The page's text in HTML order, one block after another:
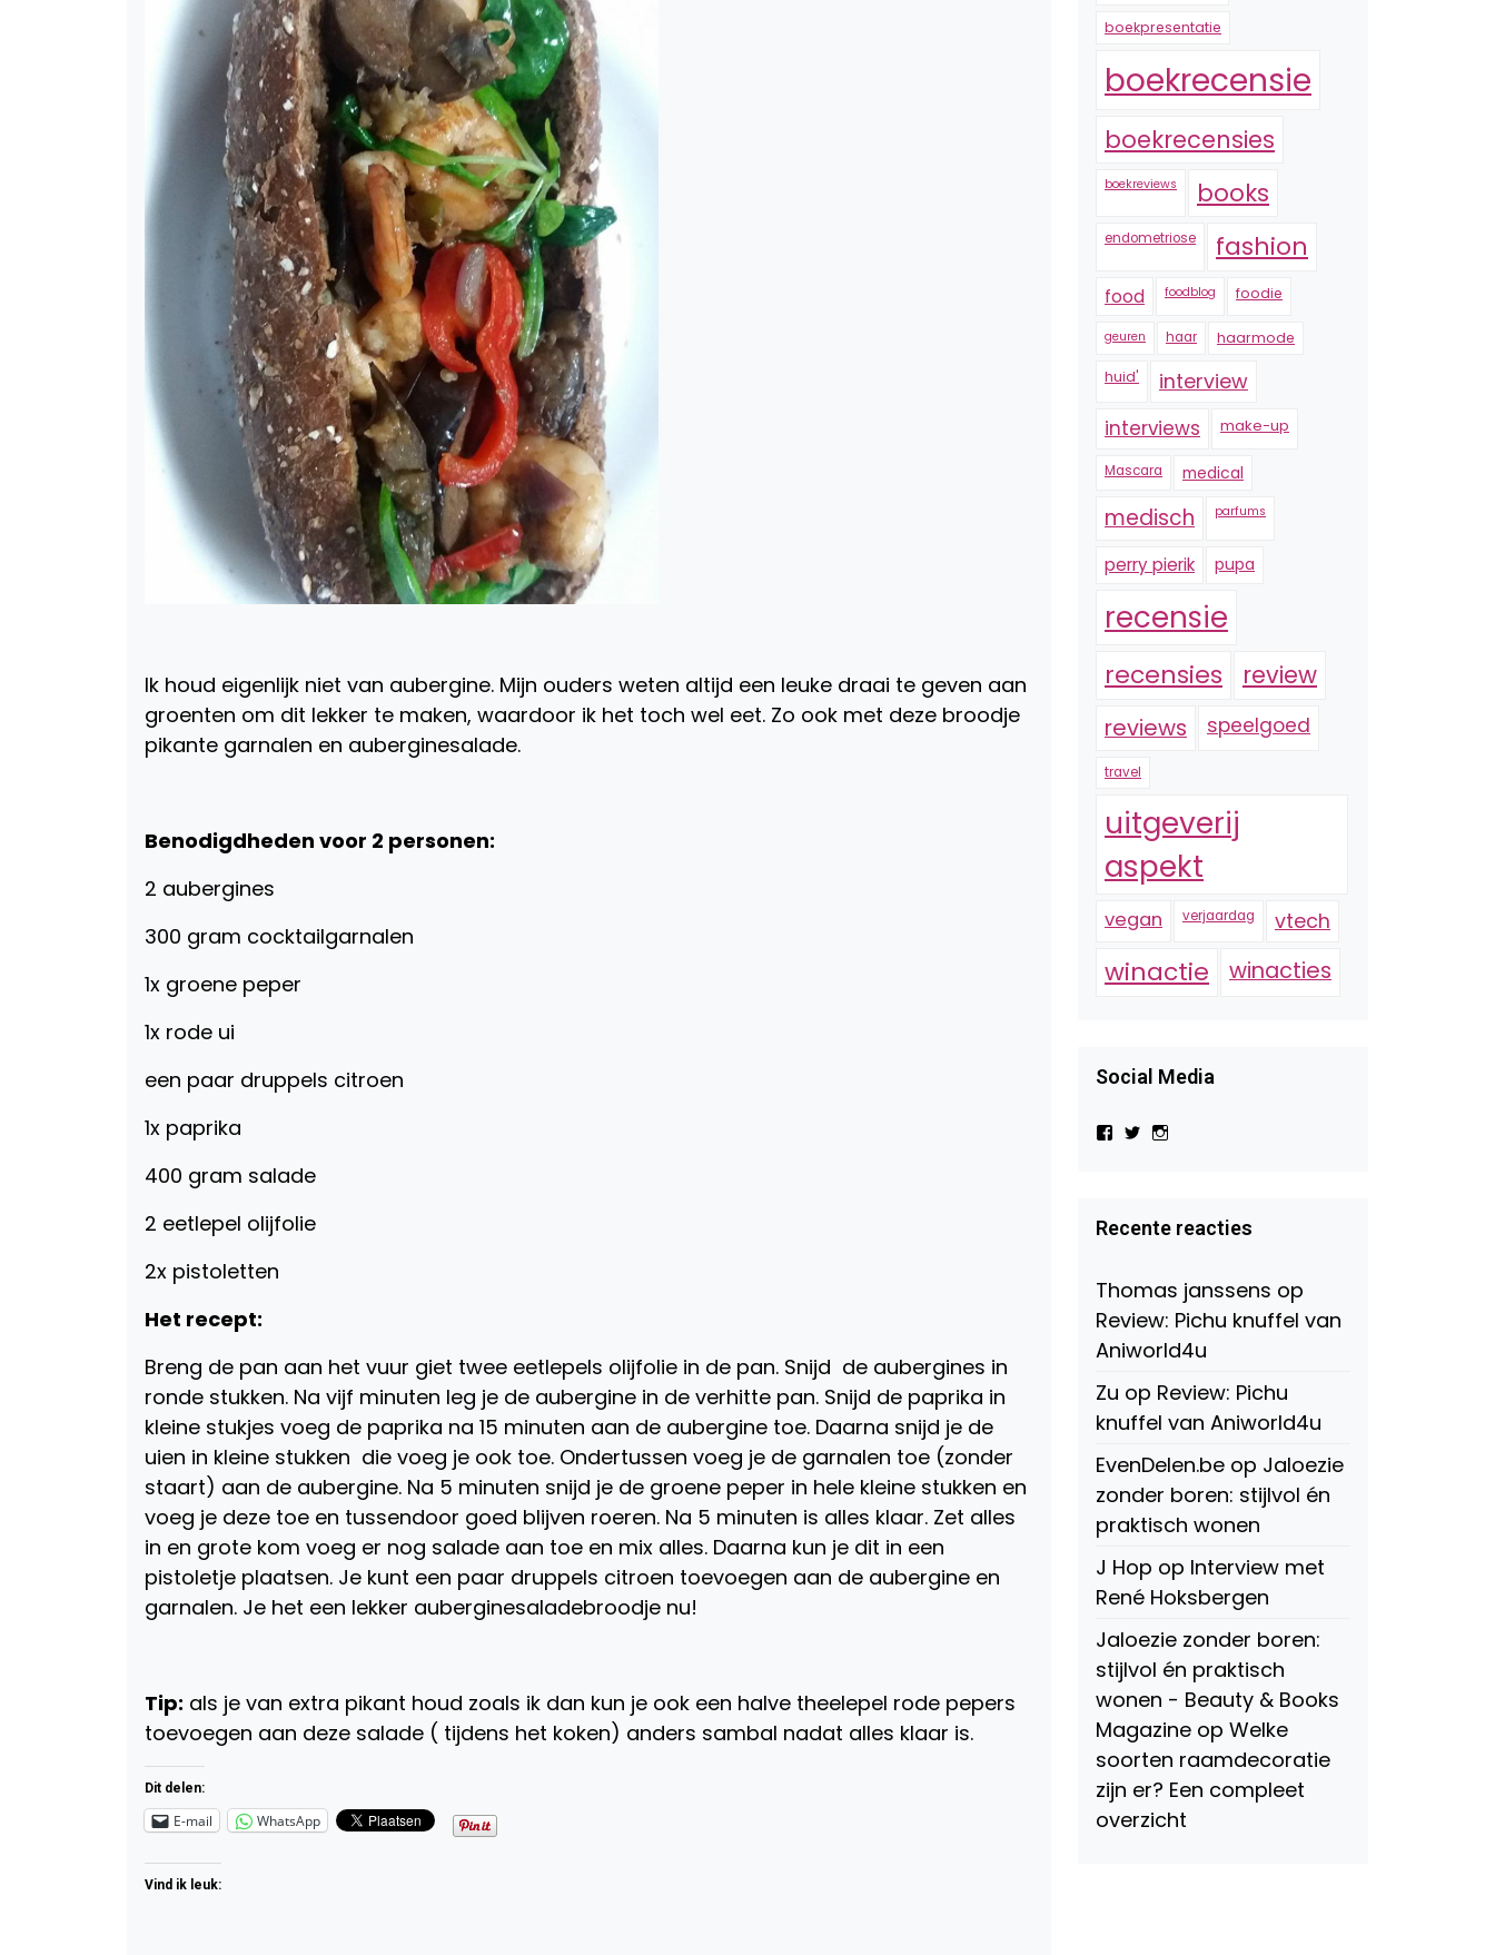
Ik houd eigenlijk niet van aubergine. Mijn ouders weten altijd een leuke draai te geven aan
groenten om dit lekker te maken, waardoor ik het toch wel eet. Zo ook met deze broodje
pikante garnalen en auberginesalade.
Benodigdheden voor 2 personen:
2 aubergines
300 gram cocktailgarnalen
1x groene peper
1x rode ui
een paar druppels citroen
1x paprika
400 gram salade
2 eetlepel olijfolie
2x pistoletten
Het recept:
Breng de pan aan het vuur giet twee eetlepels olijfolie in de pan. Snijd de aubergines in
ronde stukken. Na vijf minuten leg je de aubergine in de verhitte pan. Snijd de paprika in
kleine stukjes voeg de paprika na 15 minuten aan de aubergine toe. Daarna snijd je de
uien in kleine stukken die voeg je ook toe. Ondertussen voeg je de garnalen toe (zonder
staart) aan de aubergine. Na 5 minuten snijd je de groene peper in hele kleine stukken en
voeg je deze toe en tussendoor goed blijven roeren. Na 5 minuten is alles klaar. Zet alles
in en grote kom voeg er nog salade aan toe en mix alles. Daarna kun je dit in een
pistoletje plaatsen. Je kunt een paar druppels citroen toevoegen aan de aubergine en
garnalen. Je het een lekker auberginesaladebroodje nu!
Tip: als je van extra pikant houd zoals ik dan kun je ook een halve theelepel rode pepers
toevoegen aan deze salade ( tijdens het koken) anders sambal nadat alles klaar is.
Dit delen:
E-mail WhatsApp
Vind ik leuk:
boekpresentatie
boekrecensie
boekrecensies
boekreviews books
endometriose fashion
food foodblog foodie
geuren haar haarmode
huid' interview
interviews make-up
Mascara medical
medisch parfums
perry pierik pupa
recensie
recensies review
reviews speelgoed
travel
uitgeverij
aspekt
vegan verjaardag vtech
winactie winacties
Social Media
Bekijk
Beauty-
147775071915783/?
Facebook
Bekijk
op
Twitter
op
Instagram
Recente reacties
Thomas janssens op
Review: Pichu knuffel van
Aniworld4u
Zu op Review: Pichu
knuffel van Aniworld4u
EvenDelen.be op Jaloezie
zonder boren: stijlvol én
praktisch wonen
J Hop op Interview met
René Hoksbergen
Jaloezie zonder boren:
stijlvol én praktisch
wonen - Beauty & Books
Magazine op Welke
soorten raamdecoratie
zijn er? Een compleet
overzicht